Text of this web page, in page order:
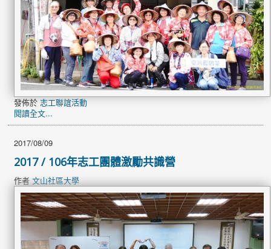
發佈於 志工聯誼活動
閱讀全文...
2017/08/09
2017 / 106年志工團體激勵共識營
作者文山社區大學